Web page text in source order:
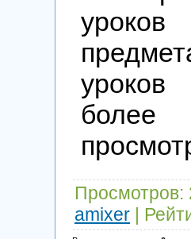
уроков
Просмотров:
amixer |